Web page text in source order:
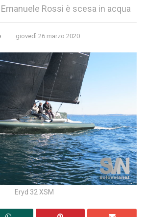
Rossi è scesa in acqua
giovedì 26 marzo 2020
Eryd 32 XSM